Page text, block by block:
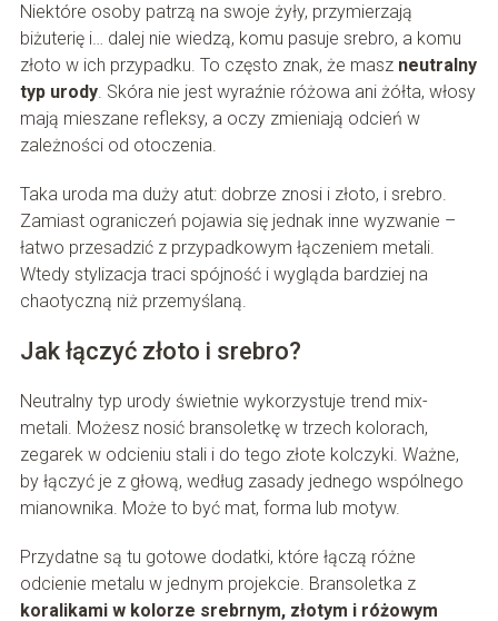
Niektóre osoby patrzą na swoje żyły, przymierzają
biżuterię i… dalej nie wiedzą, komu pasuje srebro, a komu
złoto w ich przypadku. To często znak, że masz neutralny
typ urody. Skóra nie jest wyraźnie różowa ani żółta, włosy
mają mieszane refleksy, a oczy zmieniają odcień w
zależności od otoczenia.
Taka uroda ma duży atut: dobrze znosi i złoto, i srebro.
Zamiast ograniczeń pojawia się jednak inne wyzwanie –
łatwo przesadzić z przypadkowym łączeniem metali.
Wtedy stylizacja traci spójność i wygląda bardziej na
chaotyczną niż przemyślaną.
Jak łączyć złoto i srebro?
Neutralny typ urody świetnie wykorzystuje trend mix-
metali. Możesz nosić bransoletkę w trzech kolorach,
zegarek w odcieniu stali i do tego złote kolczyki. Ważne,
by łączyć je z głową, według zasady jednego wspólnego
mianownika. Może to być mat, forma lub motyw.
Przydatne są tu gotowe dodatki, które łączą różne
odcienie metalu w jednym projekcie. Bransoletka z
koralikami w kolorze srebrnym, złotym i różowym